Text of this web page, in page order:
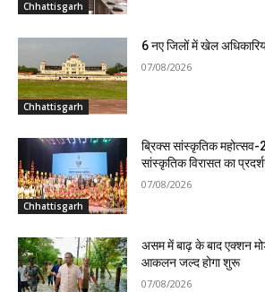
Chhattisgarh
Chhattisgarh
6 नए जिलों में खेल
07/08/2026
Chhattisgarh
ब्रिक्स सांस्कृतिक
सांस्कृतिक विरासत का
07/08/2026
असम में बाढ़ के बाद एक्शन
आकलन जल्द होगा शुरू
07/08/2026